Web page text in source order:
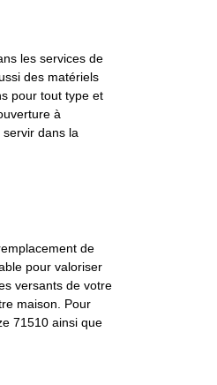
les services de
des matériels
pour tout type et
à
servir dans la
de
pour valoriser
versants de votre
maison. Pour
71510 ainsi que